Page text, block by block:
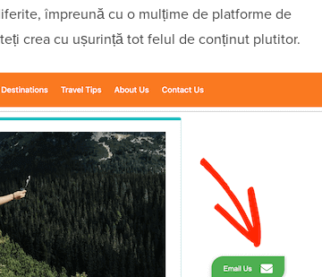
împreună cu o mulțime de platforme de
crea cu ușurință tot felul de conținut plutitor.